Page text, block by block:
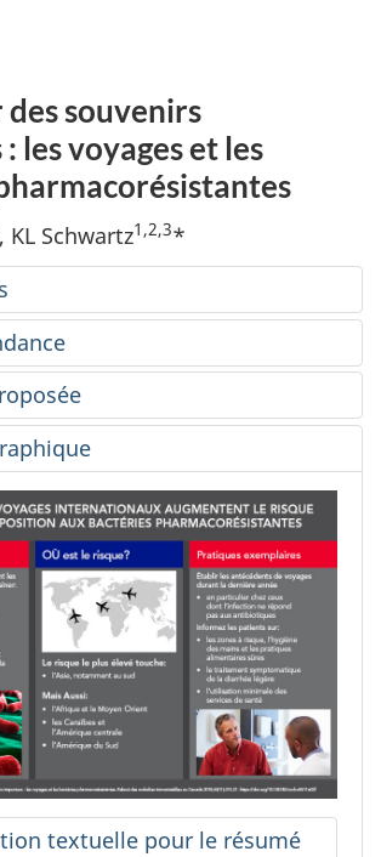
souvenirs
les voyages et les
, KL Schwartz1,2,3*
textuelle pour le résumé